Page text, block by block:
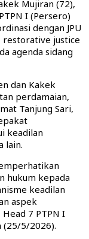
Mujiran (72),
I (Persero)
dengan JPU
restorative justice
agenda sidang
dan Kakek
perdamaian,
Tanjung Sari,
keadilan
lain.
hukum kepada
keadilan
aspek
7 PTPN I
(25/5/2026).